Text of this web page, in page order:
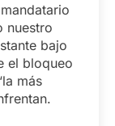
nuestro
bajo
el bloqueo
más